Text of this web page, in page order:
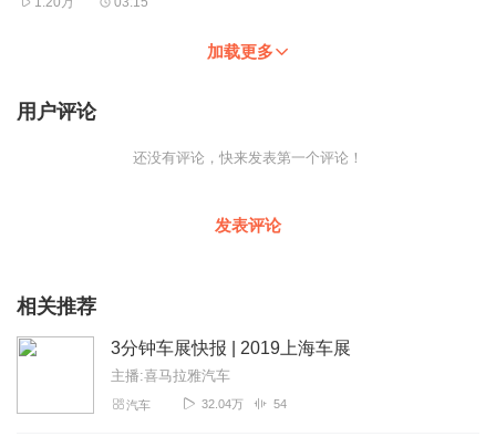
加载更多
用户评论
还没有评论，快来发表第一个评论！
发表评论
相关推荐
3分钟车展快报 | 2019上海车展
主播:喜马拉雅汽车
汽车 32.04万 54